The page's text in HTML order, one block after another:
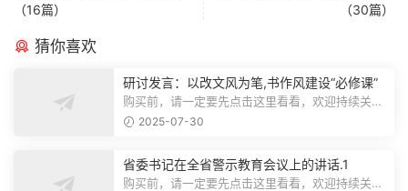
（16篇）
（30篇）
猜你喜欢
研讨发言：以改文风为笔,书作风建设“必修课”
购买前，请一定要先点击这里看看，欢迎持续关
注，精彩模板每天推送预览结束，本文...
2025-07-30
省委书记在全省警示教育会议上的讲话.1
购买前，请一定要先点击这里看看，欢迎持续关